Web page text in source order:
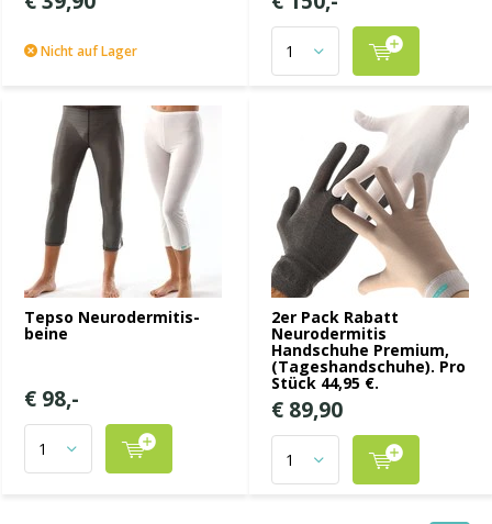
Nicht auf Lager
Tepso Neurodermitis-
beine
€ 98,-
2er Pack Rabatt
Neurodermitis
Handschuhe Premium,
(Tageshandschuhe). Pro
Stück 44,95 €.
€ 89,90